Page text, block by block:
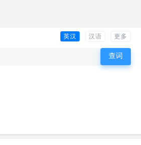
英汉 汉语 更多